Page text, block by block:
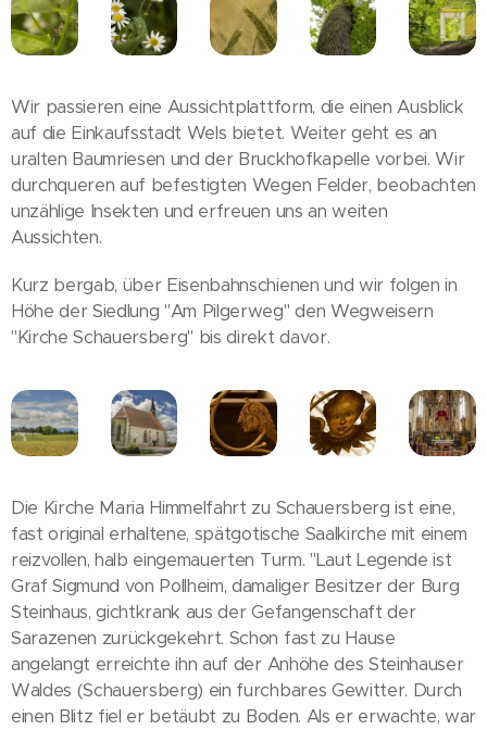
Wir passieren eine Aussichtplattform, die einen Ausblick
auf die Einkaufsstadt Wels bietet. Weiter geht es an
uralten Baumriesen und der Bruckhofkapelle vorbei. Wir
durchqueren auf befestigten Wegen Felder, beobachten
unzählige Insekten und erfreuen uns an weiten
Aussichten.
Kurz bergab, über Eisenbahnschienen und wir folgen in
Höhe der Siedlung "Am Pilgerweg" den Wegweisern
"Kirche Schauersberg" bis direkt davor.
Die Kirche Maria Himmelfahrt zu Schauersberg ist eine,
fast original erhaltene, spätgotische Saalkirche mit einem
reizvollen, halb eingemauerten Turm. "Laut Legende ist
Graf Sigmund von Pollheim, damaliger Besitzer der Burg
Steinhaus, gichtkrank aus der Gefangenschaft der
Sarazenen zurückgekehrt. Schon fast zu Hause
angelangt erreichte ihn auf der Anhöhe des Steinhauser
Waldes (Schauersberg) ein furchbares Gewitter. Durch
einen Blitz fiel er betäubt zu Boden. Als er erwachte, war